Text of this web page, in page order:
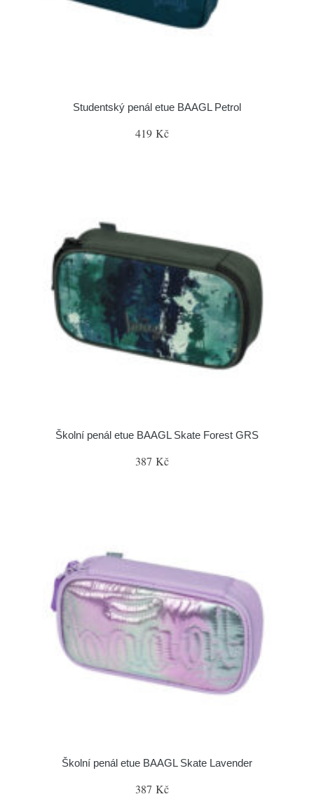
Studentský penál etue BAAGL Petrol
419 Kč
Školní penál etue BAAGL Skate Forest GRS
387 Kč
Školní penál etue BAAGL Skate Lavender
387 Kč